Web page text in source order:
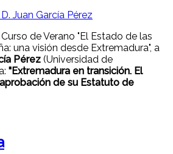
de Verano "El Estado de las
una visión desde Extremadura", a
Pérez (Universidad de
"Extremadura en transición. El
de su Estatuto de